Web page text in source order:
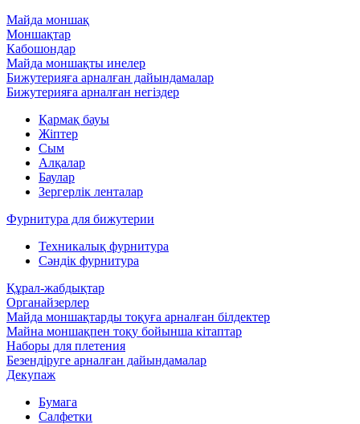
Майда моншақ
Моншақтар
Кабошондар
Майда моншақты инелер
Бижутерияға арналған дайындамалар
Бижутерияға арналған негіздер
Қармақ бауы
Жіптер
Сым
Алқалар
Баулар
Зергерлік ленталар
Фурнитура для бижутерии
Техникалық фурнитура
Сәндік фурнитура
Құрал-жабдықтар
Органайзерлер
Майда моншақтарды тоқуға арналған білдектер
Майна моншақпен тоқу бойынша кітаптар
Наборы для плетения
Безендіруге арналған дайындамалар
Декупаж
Бумага
Салфетки